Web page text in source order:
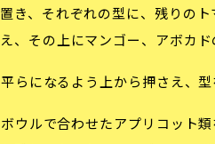
置き、それぞれの型に、残りの
え、その上にマンゴー、アボカド
平らになるよう上から押さえ、型
ボウルで合わせたアプリコット